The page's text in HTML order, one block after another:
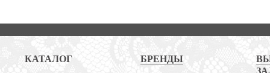
КАТАЛОГ
БРЕНДЫ